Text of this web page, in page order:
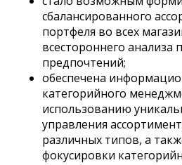
сбалансированного
портфеля во всех
всестороннего анализа
предпочтений;
обеспечена
категорийного
использованию
управления
различных типов, а
фокусировки